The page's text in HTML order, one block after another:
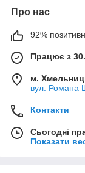
Про нас
92%
Працює з
м.
вул. Романа
Контакти
Сьогодні
Показати